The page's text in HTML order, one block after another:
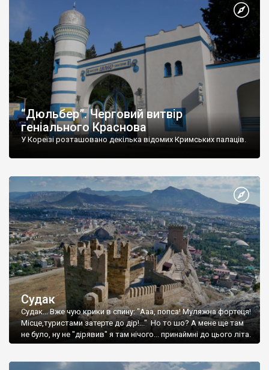
“Дюльбер”. Черговий витвір
геніального Краснова
У Кореїзі розташовано декілька відомих Кримських палаців.
Судак
Судак... Вже чую крики в спину: "Ааа, попса! Муляжна фортеця!
Місце,туристами затерте до дір!..." Но то шо? А мене ще там
не було, ну не "дірявив" я там нічого... принаймні до цього літа.